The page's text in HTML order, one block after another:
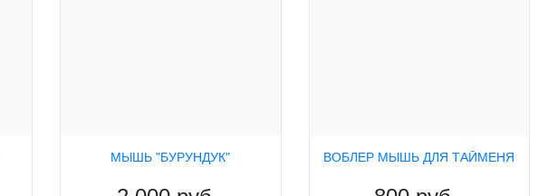
МЫШЬ "БУРУНДУК" ВОБЛЕР МЫШЬ ДЛЯ ТАЙМЕНЯ